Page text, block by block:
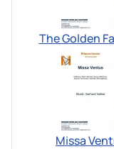
The Golden
Missa